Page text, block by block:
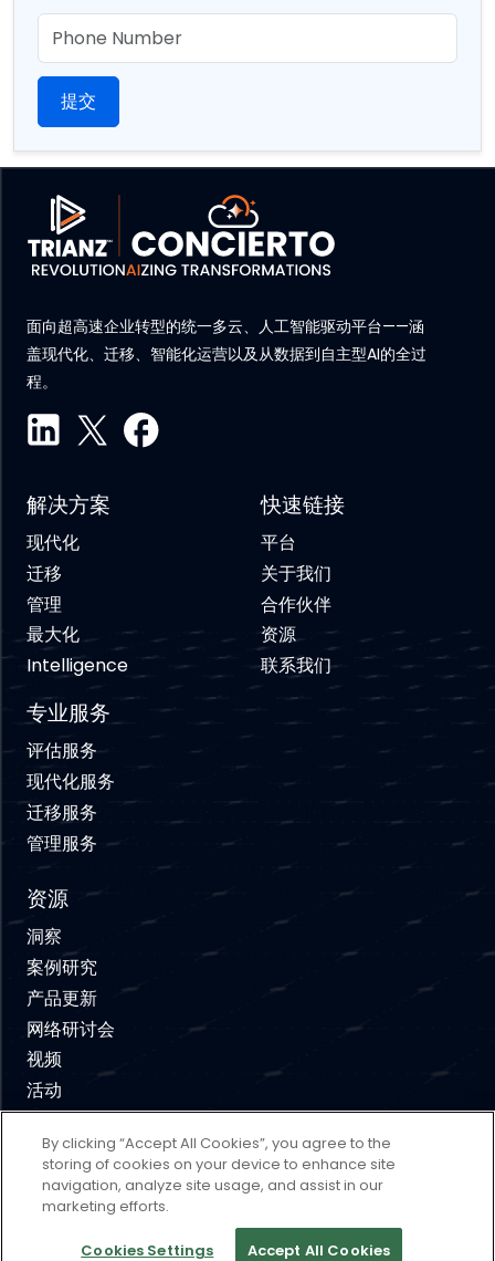
Phone
面向超高速企业转型的统一多云、人工智能驱动平台——涵
盖现代化、迁移、智能化运营以及从数据到自主型AI的全过
程。
解决方案
现代化
迁移
管理
最大化
Intelligence
专业服务
评估服务
现代化服务
迁移服务
管理服务
快速链接
平台
关于我们
合作伙伴
资源
联系我们
资源
洞察
案例研究
产品更新
网络研讨会
视频
活动
免责声明 使用条款 隐私政策 Cookie 政策
Cookies Settings
版权所有© 2026 Concierto, All rights reserved.
By clicking “Accept All Cookies”, you agree to the
storing of cookies on your device to enhance site
navigation, analyze site usage, and assist in our
marketing efforts.
Cookies Settings Accept All Cookies